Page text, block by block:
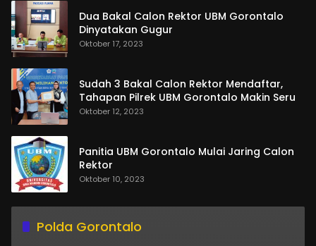
Dua Bakal Calon Rektor UBM Gorontalo
Dinyatakan Gugur
Oktober 17, 2023
Sudah 3 Bakal Calon Rektor Mendaftar,
Tahapan Pilrek UBM Gorontalo Makin Seru
Oktober 12, 2023
Panitia UBM Gorontalo Mulai Jaring Calon
Rektor
Oktober 10, 2023
Polda Gorontalo